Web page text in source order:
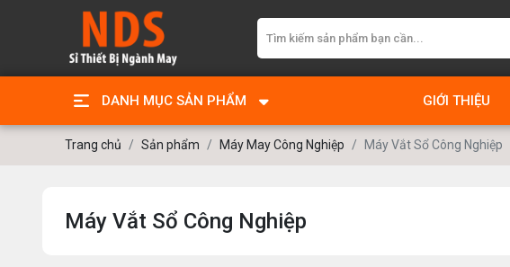
DANH MỤC SẢN PHẨM GIỚI THIỆU
Trang chủ Sản phẩm Máy May Công Nghiệp Máy Vắt Sổ Công Nghiệp
Máy Vắt Sổ Công Nghiệp